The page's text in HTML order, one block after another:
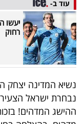
עוד ב-
יעשו
רחוק
נשיא המדינה יצחק
נבחרת ישראל
ההישג המדהים!